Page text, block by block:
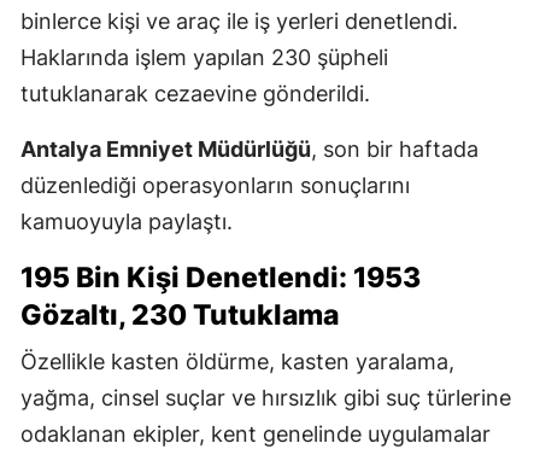
binlerce kişi ve araç ile iş yerleri denetlendi.
Haklarında işlem yapılan 230 şüpheli
tutuklanarak cezaevine gönderildi.
Antalya Emniyet Müdürlüğü, son bir haftada
düzenlediği operasyonların sonuçlarını
kamuoyuyla paylaştı.
195 Bin Kişi Denetlendi: 1953
Gözaltı, 230 Tutuklama
Özellikle kasten öldürme, kasten yaralama,
yağma, cinsel suçlar ve hırsızlık gibi suç türlerine
odaklanan ekipler, kent genelinde uygulamalar